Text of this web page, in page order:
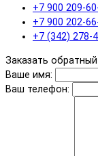
+7 900 209-
+7 900 202-
+7 (342) 278-
Заказать
Ваше имя:
Ваш телефон: